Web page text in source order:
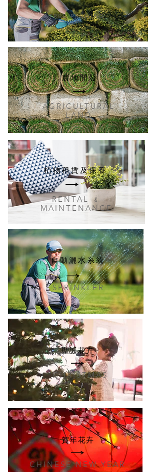
TREE PRUNING
​農地開發
AGRICULTURAL
LAND
植物租賃及保養
RENTAL ﹠
MAINTENANCE
自動灑水系統
SPRINKLER
聖誕花卉
CHRISTMAS
賀年花卉
CHINESE NEW YEAR